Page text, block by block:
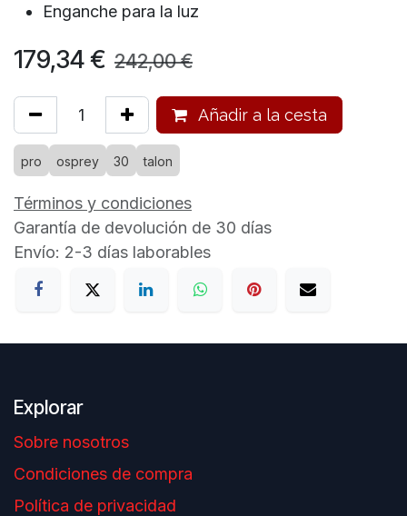
Enganche para la luz
179,34€ 242,00€
Añadir a la cesta
pro osprey 30 talon
Términos y condiciones
Garantía de devolución de 30 días
Envío: 2-3 días laborables
Explorar
Sobre nosotros
Condiciones de compra
Política de privacidad